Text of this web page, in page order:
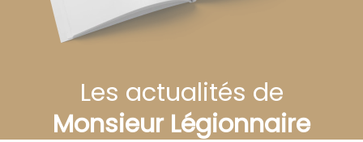
Les actualités de
Monsieur Légionnaire